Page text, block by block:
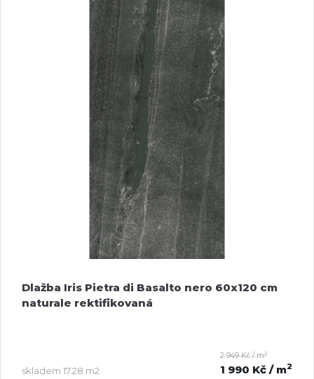
Dlažba Iris Pietra di Basalto nero 60x120 cm
naturale rektifikovaná
skladem 17.28 m2
2 949 Kč / m2
1 990 Kč / m2